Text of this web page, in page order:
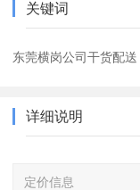
关键词
东莞横岗公司干货配送
详细说明
定价信息